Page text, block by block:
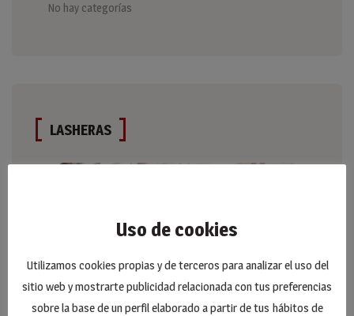
No hay categorías
LASHERAS
Uso de cookies
Utilizamos cookies propias y de terceros para analizar el uso del
sitio web y mostrarte publicidad relacionada con tus preferencias
sobre la base de un perfil elaborado a partir de tus hábitos de